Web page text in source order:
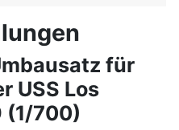
für
USS Los
(1/700)